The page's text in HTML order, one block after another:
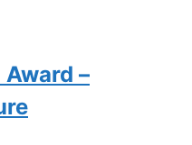
–